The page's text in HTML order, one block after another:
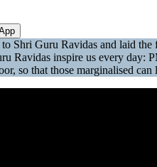
Shri Guru Ravidas and laid
Ravidas inspire us every day:
so that those marginalised